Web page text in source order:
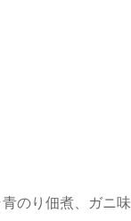
のり佃煮、ガニ